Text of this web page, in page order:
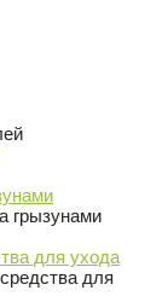
грызунами
для ухода
для